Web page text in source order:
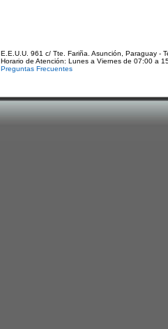
E.E.U.U. 961 c/ Tte. Fariña. Asunción, Paraguay -
Horario de Atención: Lunes a Viernes de 07:00 a
Preguntas Frecuentes